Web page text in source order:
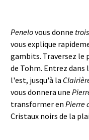
Penelovous donne
vous explique
gambits. Traversez le
de Tohm. Entrez dans
l'est, jusqu'à la
vous donnera une
transformer en Pierre
Cristaux noirs de la